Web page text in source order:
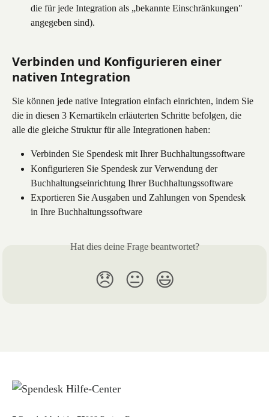
die für jede Integration als „bekannte Einschränkungen"
angegeben sind).
Verbinden und Konfigurieren einer
nativen Integration
Sie können jede native Integration einfach einrichten, indem Sie
die in diesen 3 Kernartikeln erläuterten Schritte befolgen, die
alle die gleiche Struktur für alle Integrationen haben:
Verbinden Sie Spendesk mit Ihrer Buchhaltungssoftware
Konfigurieren Sie Spendesk zur Verwendung der
Buchhaltungseinrichtung Ihrer Buchhaltungssoftware
Exportieren Sie Ausgaben und Zahlungen von Spendesk
in Ihre Buchhaltungssoftware
Hat dies deine Frage beantwortet?
😞 😐 😃